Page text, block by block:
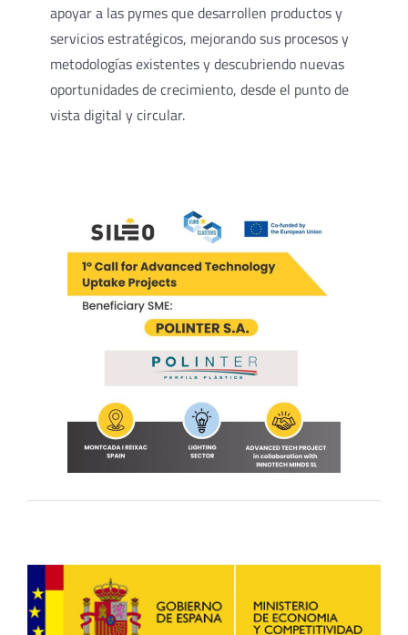
apoyar a las pymes que desarrollen productos y
servicios estratégicos, mejorando sus procesos y
metodologías existentes y descubriendo nuevas
oportunidades de crecimiento, desde el punto de
vista digital y circular.